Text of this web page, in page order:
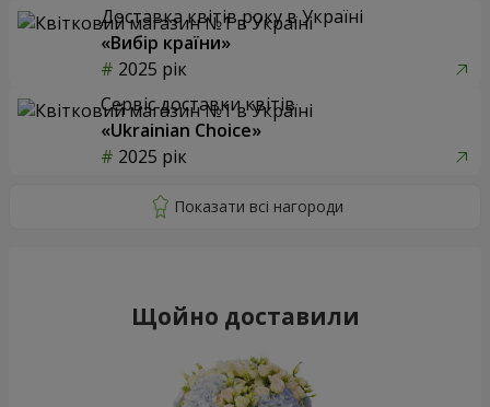
Доставка квітів року в Україні
«Вибір країни»
2025 рік
Сервіс доставки квітів
«Ukrainian Choice»
2025 рік
Щойно доставили